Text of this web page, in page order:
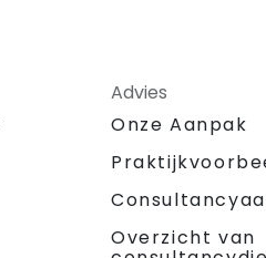
Advies
Onze Aanpak
Overzicht van